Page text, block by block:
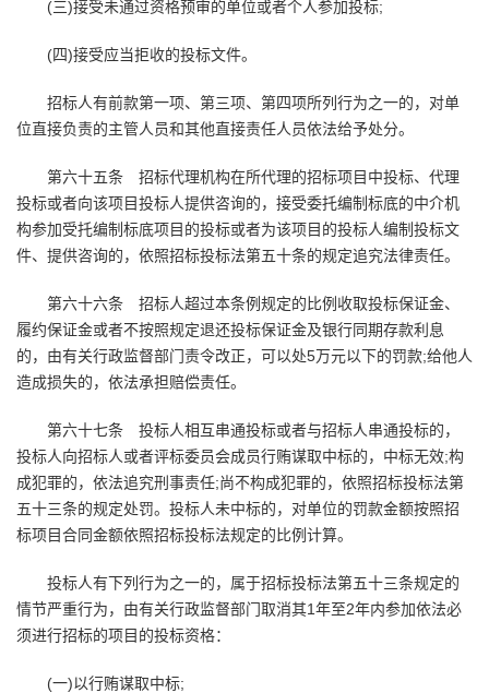
(三)接受未通过资格预审的单位或者个人参加投标;
(四)接受应当拒收的投标文件。
招标人有前款第一项、第三项、第四项所列行为之一的，对单
位直接负责的主管人员和其他直接责任人员依法给予处分。
第六十五条 招标代理机构在所代理的招标项目中投标、代理
投标或者向该项目投标人提供咨询的，接受委托编制标底的中介机
构参加受托编制标底项目的投标或者为该项目的投标人编制投标文
件、提供咨询的，依照招标投标法第五十条的规定追究法律责任。
第六十六条 招标人超过本条例规定的比例收取投标保证金、
履约保证金或者不按照规定退还投标保证金及银行同期存款利息
的，由有关行政监督部门责令改正，可以处5万元以下的罚款;给他人
造成损失的，依法承担赔偿责任。
第六十七条 投标人相互串通投标或者与招标人串通投标的，
投标人向招标人或者评标委员会成员行贿谋取中标的，中标无效;构
成犯罪的，依法追究刑事责任;尚不构成犯罪的，依照招标投标法第
五十三条的规定处罚。投标人未中标的，对单位的罚款金额按照招
标项目合同金额依照招标投标法规定的比例计算。
投标人有下列行为之一的，属于招标投标法第五十三条规定的
情节严重行为，由有关行政监督部门取消其1年至2年内参加依法必
须进行招标的项目的投标资格：
(一)以行贿谋取中标;